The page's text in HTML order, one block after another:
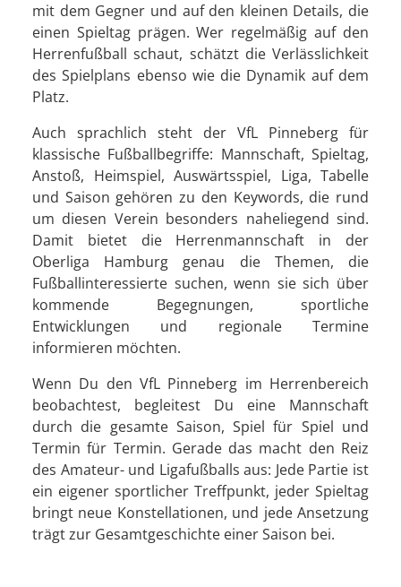
mit dem Gegner und auf den kleinen Details, die
einen Spieltag prägen. Wer regelmäßig auf den
Herrenfußball schaut, schätzt die Verlässlichkeit
des Spielplans ebenso wie die Dynamik auf dem
Platz.
Auch sprachlich steht der VfL Pinneberg für
klassische Fußballbegriffe: Mannschaft, Spieltag,
Anstoß, Heimspiel, Auswärtsspiel, Liga, Tabelle
und Saison gehören zu den Keywords, die rund
um diesen Verein besonders naheliegend sind.
Damit bietet die Herrenmannschaft in der
Oberliga Hamburg genau die Themen, die
Fußballinteressierte suchen, wenn sie sich über
kommende Begegnungen, sportliche
Entwicklungen und regionale Termine
informieren möchten.
Wenn Du den VfL Pinneberg im Herrenbereich
beobachtest, begleitest Du eine Mannschaft
durch die gesamte Saison, Spiel für Spiel und
Termin für Termin. Gerade das macht den Reiz
des Amateur- und Ligafußballs aus: Jede Partie ist
ein eigener sportlicher Treffpunkt, jeder Spieltag
bringt neue Konstellationen, und jede Ansetzung
trägt zur Gesamtgeschichte einer Saison bei.